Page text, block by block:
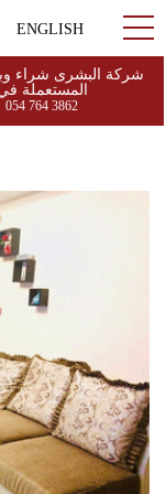
ENGLISH
شركة البشرى شراء
المستعملة
054 764 3862